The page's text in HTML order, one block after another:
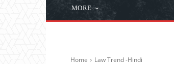
MORE
Home Law Trend -Hindi